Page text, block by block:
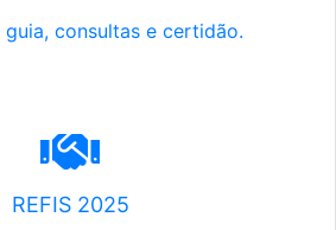
guia, consultas e certidão.
REFIS 2025